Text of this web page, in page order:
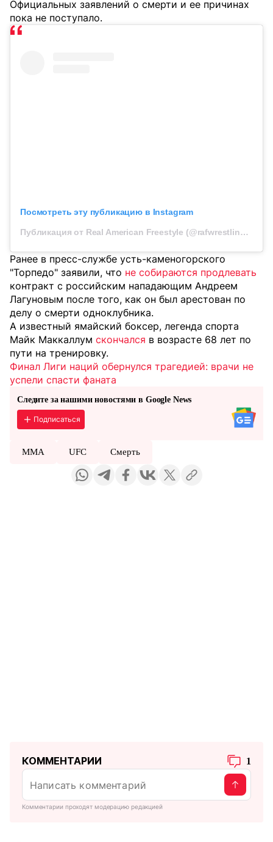
Официальных заявлений о смерти и ее причинах
пока не поступало.
Посмотреть эту публикацию в Instagram
Публикация от Real American Freestyle (@rafwrestlingusa)
Ранее в пресс-службе усть-каменогорского
"Торпедо" заявили, что не собираются продлевать
контракт с российским нападающим Андреем
Лагуновым после того, как он был арестован по
делу о смерти одноклубника.
А известный ямайский боксер, легенда спорта
Майк Маккаллум скончался в возрасте 68 лет по
пути на тренировку.
Финал Лиги наций обернулся трагедией: врачи не
успели спасти фаната
Следите за нашими новостями в Google News
Подписаться
MMA UFC Смерть
КОММЕНТАРИИ 1
Комментарии проходят модерацию редакцией